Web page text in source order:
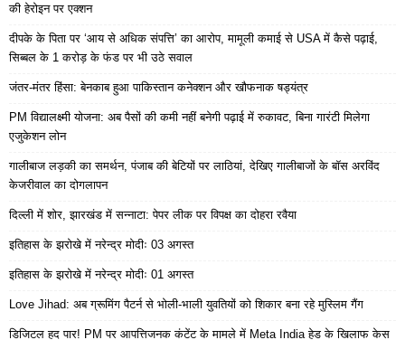
की हेरोइन पर एक्शन
दीपके के पिता पर ‘आय से अधिक संपत्ति’ का आरोप, मामूली कमाई से USA में कैसे पढ़ाई,
सिब्बल के 1 करोड़ के फंड पर भी उठे सवाल
जंतर-मंतर हिंसा: बेनकाब हुआ पाकिस्तान कनेक्शन और खौफनाक षड्यंत्र
PM विद्यालक्ष्मी योजना: अब पैसों की कमी नहीं बनेगी पढ़ाई में रुकावट, बिना गारंटी मिलेगा
एजुकेशन लोन
गालीबाज लड़की का समर्थन, पंजाब की बेटियों पर लाठियां, देखिए गालीबाजों के बॉस अरविंद
केजरीवाल का दोगलापन
दिल्ली में शोर, झारखंड में सन्नाटा: पेपर लीक पर विपक्ष का दोहरा रवैया
इतिहास के झरोखे में नरेन्द्र मोदीः 03 अगस्त
इतिहास के झरोखे में नरेन्द्र मोदीः 01 अगस्त
Love Jihad: अब ग्रूमिंग पैटर्न से भोली-भाली युवतियों को शिकार बना रहे मुस्लिम गैंग
डिजिटल हद पार! PM पर आपत्तिजनक कंटेंट के मामले में Meta India हेड के खिलाफ केस